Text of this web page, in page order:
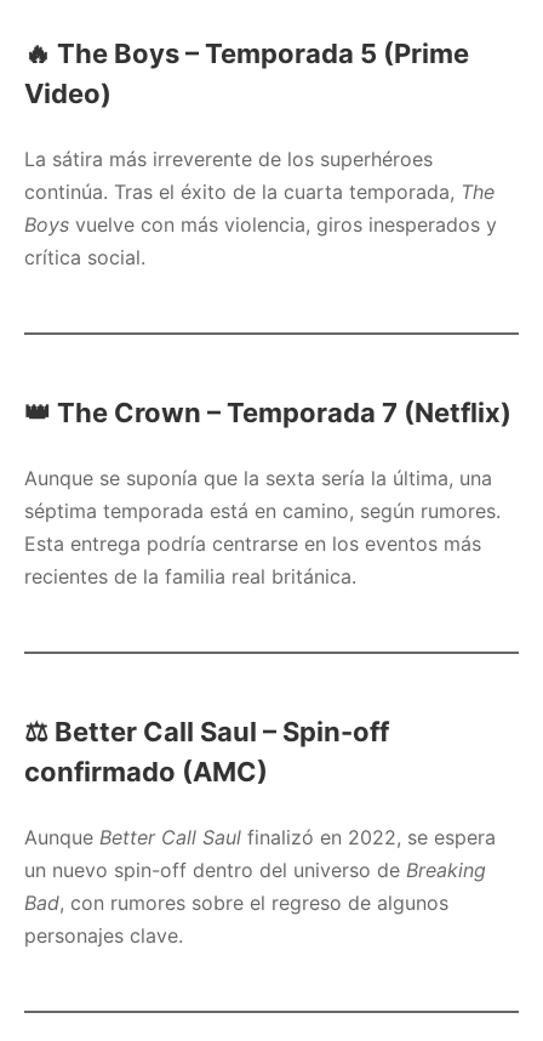
🔥 The Boys – Temporada 5 (Prime
Video)
La sátira más irreverente de los superhéroes
continúa. Tras el éxito de la cuarta temporada, The
Boys vuelve con más violencia, giros inesperados y
crítica social.
👑 The Crown – Temporada 7 (Netflix)
Aunque se suponía que la sexta sería la última, una
séptima temporada está en camino, según rumores.
Esta entrega podría centrarse en los eventos más
recientes de la familia real británica.
⚖️ Better Call Saul – Spin-off
confirmado (AMC)
Aunque Better Call Saul finalizó en 2022, se espera
un nuevo spin-off dentro del universo de Breaking
Bad, con rumores sobre el regreso de algunos
personajes clave.